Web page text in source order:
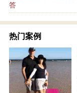
答
热门案例